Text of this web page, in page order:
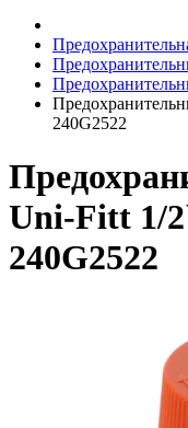
240G2522
Uni-Fitt 1/
240G2522